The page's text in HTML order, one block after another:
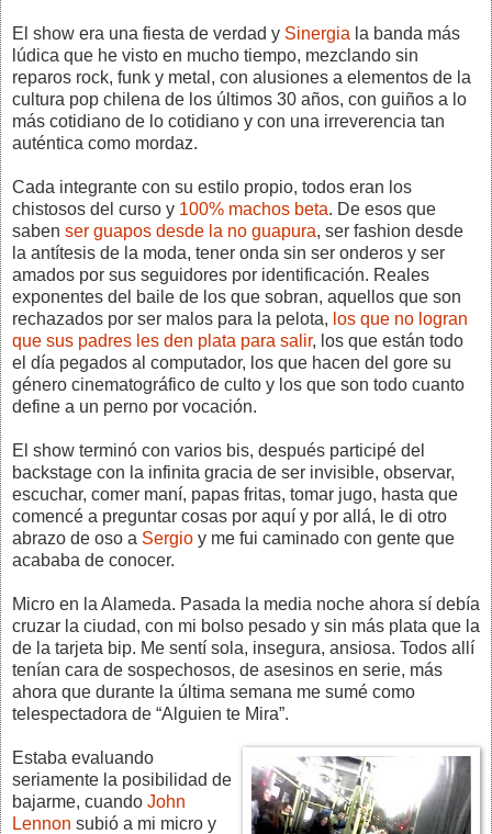
El show era una fiesta de verdad y Sinergia la banda más
lúdica que he visto en mucho tiempo, mezclando sin
reparos rock, funk y metal, con alusiones a elementos de la
cultura pop chilena de los últimos 30 años, con guiños a lo
más cotidiano de lo cotidiano y con una irreverencia tan
auténtica como mordaz.
Cada integrante con su estilo propio, todos eran los
chistosos del curso y 100% machos beta. De esos que
saben ser guapos desde la no guapura, ser fashion desde
la antítesis de la moda, tener onda sin ser onderos y ser
amados por sus seguidores por identificación. Reales
exponentes del baile de los que sobran, aquellos que son
rechazados por ser malos para la pelota, los que no logran
que sus padres les den plata para salir, los que están todo
el día pegados al computador, los que hacen del gore su
género cinematográfico de culto y los que son todo cuanto
define a un perno por vocación.
El show terminó con varios bis, después participé del
backstage con la infinita gracia de ser invisible, observar,
escuchar, comer maní, papas fritas, tomar jugo, hasta que
comencé a preguntar cosas por aquí y por allá, le di otro
abrazo de oso a Sergio y me fui caminado con gente que
acababa de conocer.
Micro en la Alameda. Pasada la media noche ahora sí debía
cruzar la ciudad, con mi bolso pesado y sin más plata que la
de la tarjeta bip. Me sentí sola, insegura, ansiosa. Todos allí
tenían cara de sospechosos, de asesinos en serie, más
ahora que durante la última semana me sumé como
telespectadora de “Alguien te Mira”.
Estaba evaluando
seriamente la posibilidad de
bajarme, cuando John
Lennon subió a mi micro y